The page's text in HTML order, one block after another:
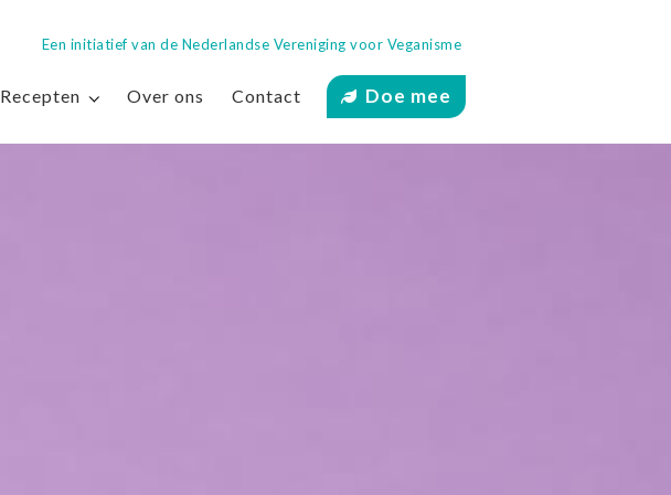
Een initiatief van de Nederlandse Vereniging voor Veganisme
Recepten Over ons Contact Doe mee